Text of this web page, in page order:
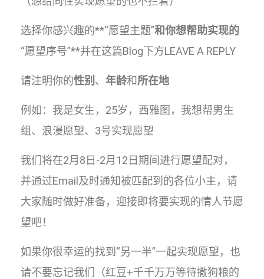
选择你感兴趣的**“愿望主题”和你想帮助实现的
“愿望序号”**并在这篇Blog下方LEAVE A REPLY
请注明你的性别 、 年龄和所在地
例如：我是女生，25岁，西雅图，我想帮男生
组、浪漫愿望、3号实现愿望
我们将在2月8日-2月12日期间进行愿望配对，
并通过Email及时通知被匹配到的各位小主，请
大家随时做好准备，迎接即将要实现的情人节愿
望吧！
如果你很幸运的找到“另一半”一起实现愿望，也
请不要忘记我们（红豆+千千万万等待撒狗粮的